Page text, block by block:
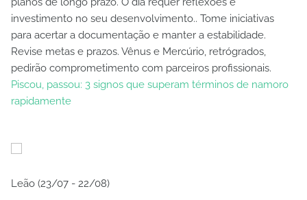
investimento no seu desenvolvimento.. Tome iniciativas
para acertar a documentação e manter a estabilidade.
Revise metas e prazos. Vênus e Mercúrio, retrógrados,
pedirão comprometimento com parceiros profissionais.
Piscou, passou: 3 signos que superam términos de namoro
rapidamente
Leão (23/07 - 22/08)